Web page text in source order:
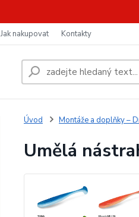
Jak nakupovat Kontakty
Úvod Montáže a doplňky –
Umělá